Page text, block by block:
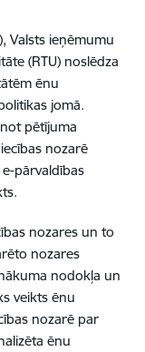
Valsts ieņēmumu
(RTU) noslēdza
ēnu
jomā.
pētījuma
nozarē
pārvaldības
nozares un to
nozares
nodokļa un
veikts ēnu
nozarē par
ēnu